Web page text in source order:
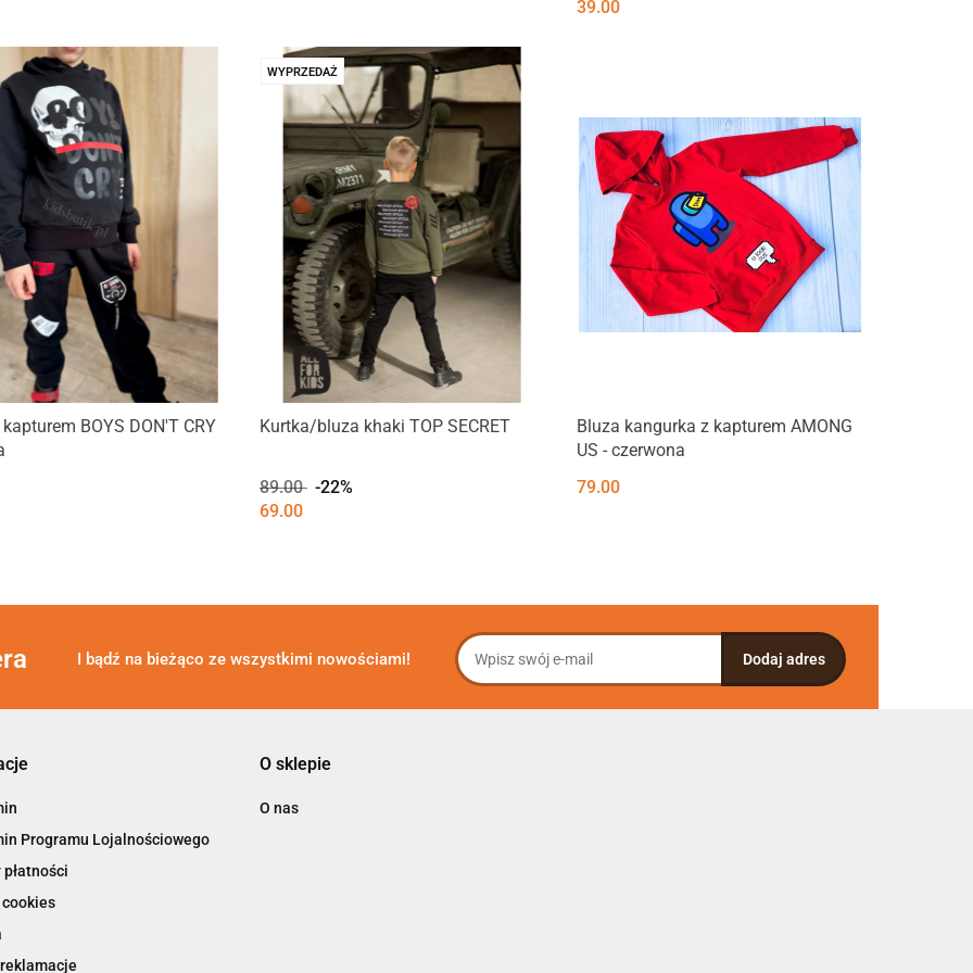
39.00
BOYS DON'T CRY
WYPRZEDAŻ
Kurtka/bluza khaki TOP SECRET
89.00 -22%
69.00
Produkt niedostępny
Bluza kangurka z kapturem AMONG
US - czerwona
79.00
I bądź na bieżąco ze wszystkimi nowościami!
Programu Lojalnościowego
płatności
O sklepie
O nas